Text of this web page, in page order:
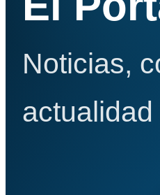
Noticias,